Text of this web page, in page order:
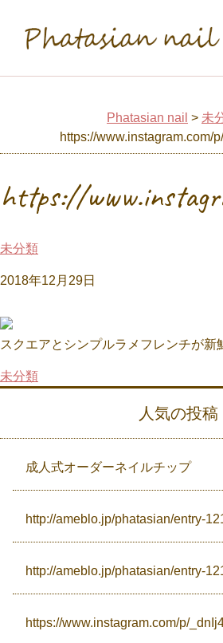
Voice
Campaign
Access
Phatasian nail > 未
https://www.instagram.com/
https://
未分類
2018年12月29日
スクエアとシンプルラメフレンチが新
未分類
人気の投稿
成人式オーダーネイルチップ
http://ameblo.jp/phatasian/entry-
http://ameblo.jp/phatasian/entry-
https://www.instagram.com/p/